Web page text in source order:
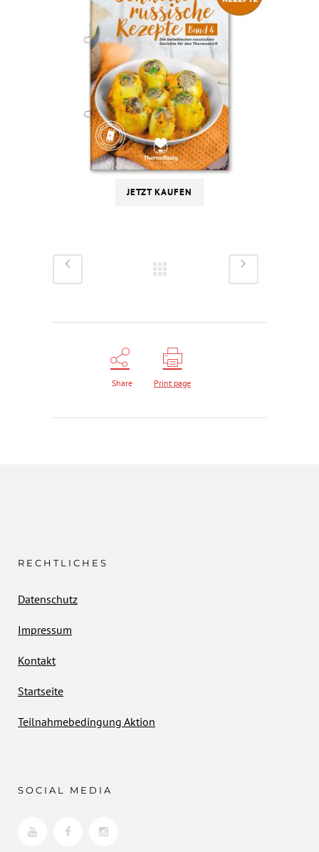
JETZT KAUFEN
Share Print page
RECHTLICHES
Datenschutz
Impressum
Kontakt
Startseite
Teilnahmebedingung Aktion
SOCIAL MEDIA